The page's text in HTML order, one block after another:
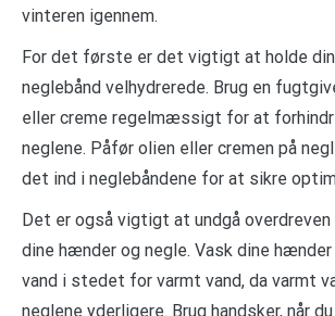
vinteren igennem.
For det første er det vigtigt at holde
neglebånd velhydrerede. Brug en
eller creme regelmæssigt for at
neglene. Påfør olien eller cremen på
det ind i neglebåndene for at sikre
Det er også vigtigt at undgå overdreven
dine hænder og negle. Vask dine
vand i stedet for varmt vand, da varmt
neglene yderligere. Brug handsker, når